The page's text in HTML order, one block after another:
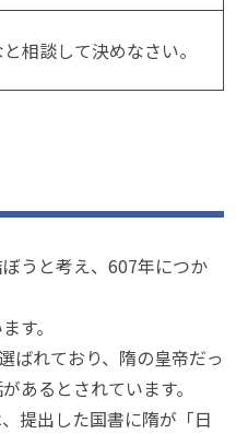
相談して決めなさい。
うと考え、607年につか
す。
ばれており、隋の皇帝だっ
あるとされています。
提出した国書に隋が「日